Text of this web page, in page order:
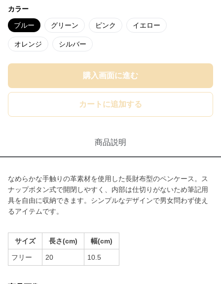
カラー
ブルー グリーン ピンク イエロー
オレンジ シルバー
購入画面に進む
カートに追加する
商品説明
なめらかな手触りの革素材を使用した長財布型のペンケース。ス
ナップボタン式で開閉しやすく、内部は仕切りがないため筆記用
具を自由に収納できます。シンプルなデザインで男女問わず使え
るアイテムです。
サイズ 長さ(cm) 幅(cm)
フリー 20 10.5